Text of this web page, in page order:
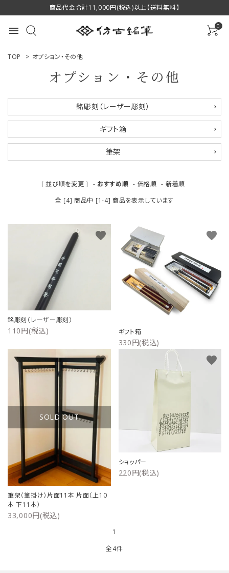
商品代金合計11,000円(税込)以上【送料無料】
menu 0
ACCOUNT MENU
ログイン 新規会員登録
プライバシーポリシー
特定商取引法について
お問い合わせ
TOP > オプション・その他
オプション・その他
銘彫刻（レーザー彫刻）
ギフト箱
筆架
[ 並び順を変更 ] - おすすめ順 - 価格順 - 新着順
全 [4] 商品中 [1-4] 商品を表示しています
銘彫刻（レーザー彫刻）
110円(税込)
favorite
ギフト箱
330円(税込)
favorite
SOLD OUT
筆架（筆掛け）片面11本 片面（上10
本 下11本）
33,000円(税込)
favorite
ショッパー
220円(税込)
favorite
1
全4件